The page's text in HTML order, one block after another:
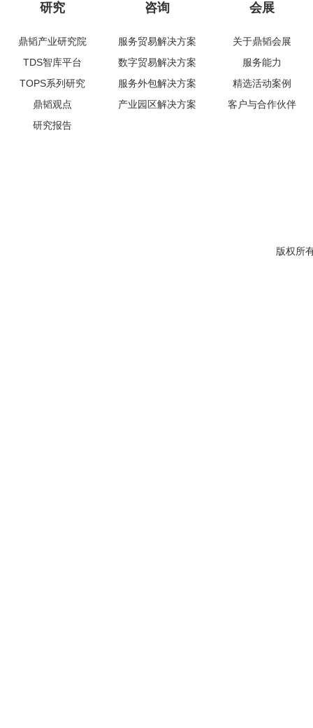
研究
鼎韬产业研究院
TDS智库平台
TOPS系列研究
鼎韬观点
研究报告
咨询
服务贸易解决方案
数字贸易解决方案
服务外包解决方案
产业园区解决方案
会展
关于鼎韬会展
服务能力
精选活动案例
客户与合作伙伴
版权所